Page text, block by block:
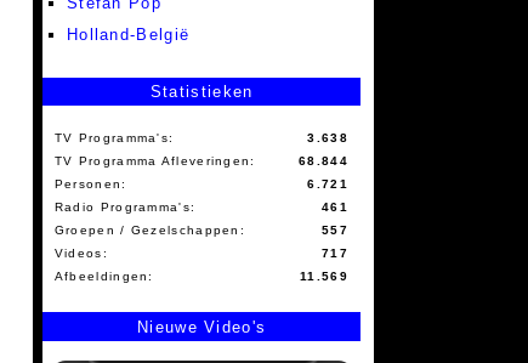
Holland-België
Statistieken
TV Programma's:
3.638
TV Programma Afleveringen:
68.844
Personen:
6.721
Radio Programma's:
461
Groepen / Gezelschappen:
557
Videos:
717
Afbeeldingen:
11.569
Nieuwe Video's